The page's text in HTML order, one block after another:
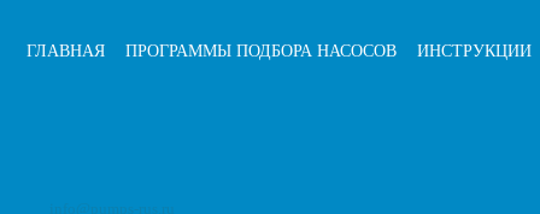
ГЛАВНАЯ ПРОГРАММЫ ПОДБОРА НАСОСОВ ИНСТРУКЦИИ